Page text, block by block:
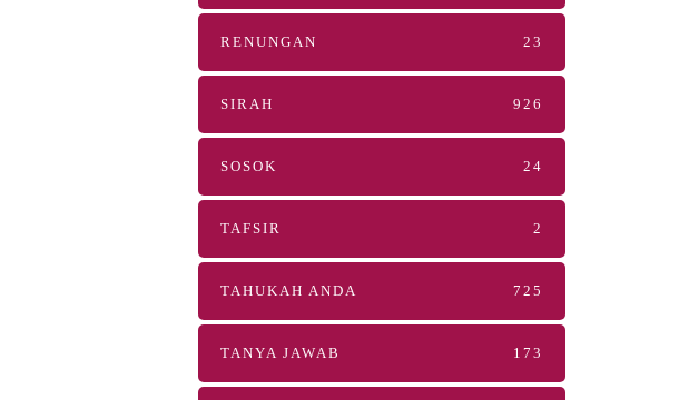
RENUNGAN 23
SIRAH 926
SOSOK 24
TAFSIR 2
TAHUKAH ANDA 725
TANYA JAWAB 173